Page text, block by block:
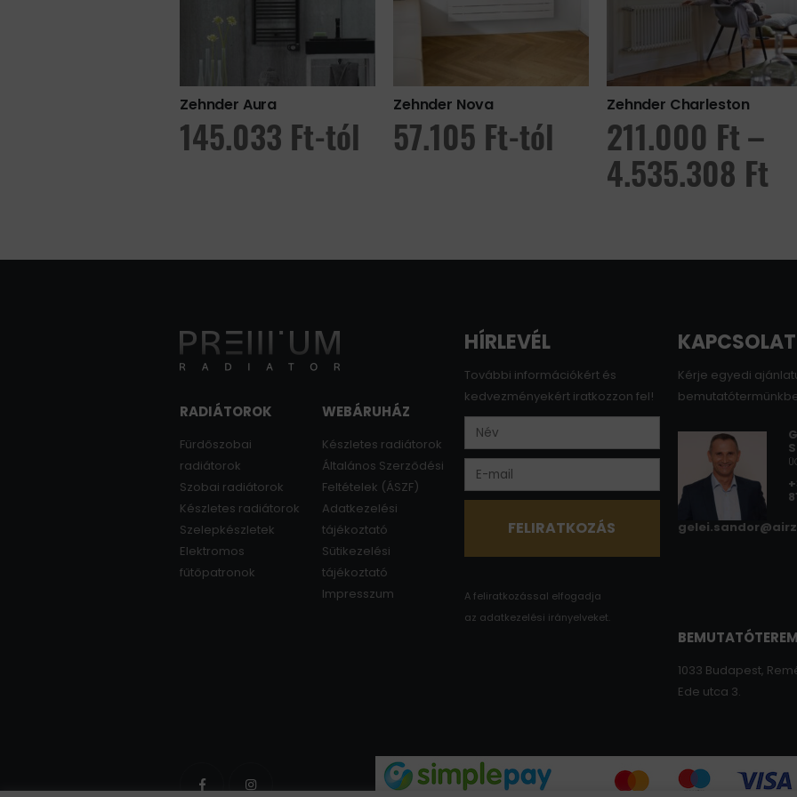
Zehnder Aura
145.033 Ft-tól
Zehnder Nova
57.105 Ft-tól
Zehnder Charleston
211.000 Ft–
4.535.308 Ft
RADIÁTOROK
Fürdőszobai
radiátorok
Szobai radiátorok
Készletes radiátorok
Szelepkészletek
Elektromos
fűtőpatronok
WEBÁRUHÁZ
Készletes radiátorok
Általános Szerződési
Feltételek (ÁSZF)
Adatkezelési
tájékoztató
Sütikezelési
tájékoztató
Impresszum
HÍRLEVÉL
További információkért és
kedvezményekért iratkozzon fel!
A feliratkozással elfogadja
az adatkezelési irányelveket.
KAPCSOLAT
Kérje egyedi
BEMUTATÓTEREM
1033 Budapest,
Ede utca 3.